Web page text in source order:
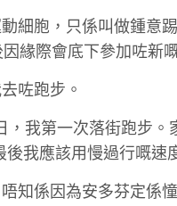
細胞，只係叫做鍾意
緣際會底下參加咗新
咗跑步。
，我第一次落街跑步
我應該用慢過行嘅速
知係因為安多芬定係